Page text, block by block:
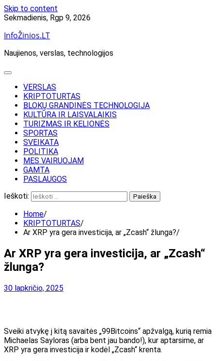
Skip to content
Sekmadienis, Rgp 9, 2026
InfoŽinios.LT
Naujienos, verslas, technologijos
VERSLAS
KRIPTOTURTAS
BLOKŲ GRANDINĖS TECHNOLOGIJA
KULTŪRA IR LAISVALAIKIS
TURIZMAS IR KELIONĖS
SPORTAS
SVEIKATA
POLITIKA
MES VAIRUOJAM
GAMTA
PASLAUGOS
Ieškoti:
Home
KRIPTOTURTAS
Ar XRP yra gera investicija, ar „Zcash“ žlunga?
Ar XRP yra gera investicija, ar „Zcash“
žlunga?
30 lapkričio, 2025
Sveiki atvykę į kitą savaitės „99Bitcoins“ apžvalgą, kurią remia
Michaelas Sayloras (arba bent jau bando!), kur aptarsime, ar
XRP yra gera investicija ir kodėl „Zcash“ krenta.